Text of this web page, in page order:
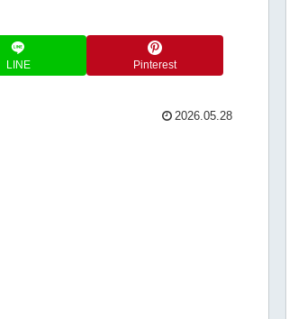
LINE Pinterest
2026.05.28